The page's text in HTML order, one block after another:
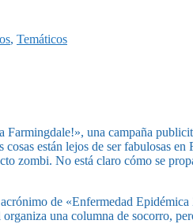
, Temáticos
una campaña
están lejos de ser fabulosas
zombi. No está claro cómo se
de «Enfermedad
una columna de socorro,